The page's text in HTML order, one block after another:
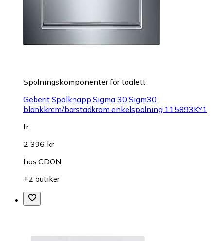
Spolningskomponenter för toalett
Geberit Spolknapp Sigma 30 Sigm30
blankkrom/borstadkrom enkelspolning 115893KY1
fr.
2 396 kr
hos CDON
+2 butiker